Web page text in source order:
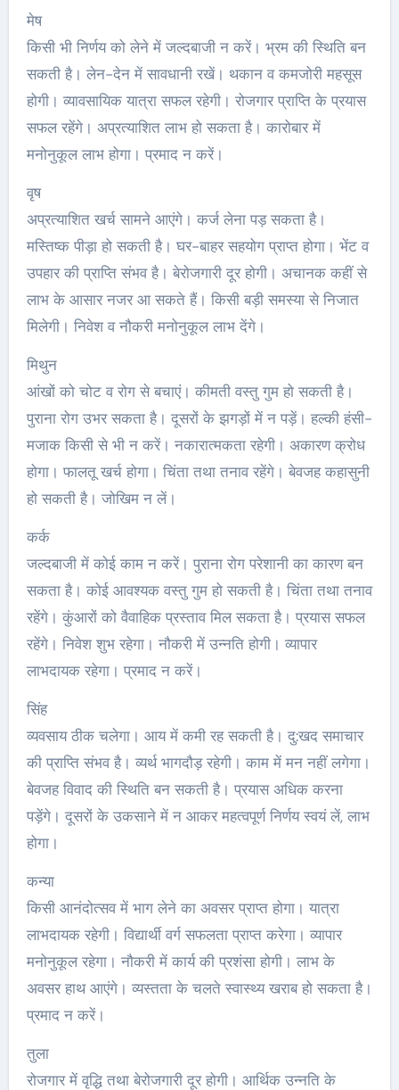
मेष
किसी भी निर्णय को लेने में जल्दबाजी न करें। भ्रम की स्थिति बन
सकती है। लेन-देन में सावधानी रखें। थकान व कमजोरी महसूस
होगी। व्यावसायिक यात्रा सफल रहेगी। रोजगार प्राप्ति के प्रयास
सफल रहेंगे। अप्रत्याशित लाभ हो सकता है। कारोबार में
मनोनुकूल लाभ होगा। प्रमाद न करें।
वृष
अप्रत्याशित खर्च सामने आएंगे। कर्ज लेना पड़ सकता है।
मस्तिष्क पीड़ा हो सकती है। घर-बाहर सहयोग प्राप्त होगा। भेंट व
उपहार की प्राप्ति संभव है। बेरोजगारी दूर होगी। अचानक कहीं से
लाभ के आसार नजर आ सकते हैं। किसी बड़ी समस्या से निजात
मिलेगी। निवेश व नौकरी मनोनुकूल लाभ देंगे।
मिथुन
आंखों को चोट व रोग से बचाएं। कीमती वस्तु गुम हो सकती है।
पुराना रोग उभर सकता है। दूसरों के झगड़ों में न पड़ें। हल्की हंसी-
मजाक किसी से भी न करें। नकारात्मकता रहेगी। अकारण क्रोध
होगा। फालतू खर्च होगा। चिंता तथा तनाव रहेंगे। बेवजह कहासुनी
हो सकती है। जोखिम न लें।
कर्क
जल्दबाजी में कोई काम न करें। पुराना रोग परेशानी का कारण बन
सकता है। कोई आवश्यक वस्तु गुम हो सकती है। चिंता तथा तनाव
रहेंगे। कुंआरों को वैवाहिक प्रस्ताव मिल सकता है। प्रयास सफल
रहेंगे। निवेश शुभ रहेगा। नौकरी में उन्नति होगी। व्यापार
लाभदायक रहेगा। प्रमाद न करें।
सिंह
व्यवसाय ठीक चलेगा। आय में कमी रह सकती है। दु:खद समाचार
की प्राप्ति संभव है। व्यर्थ भागदौड़ रहेगी। काम में मन नहीं लगेगा।
बेवजह विवाद की स्थिति बन सकती है। प्रयास अधिक करना
पड़ेंगे। दूसरों के उकसाने में न आकर महत्वपूर्ण निर्णय स्वयं लें, लाभ
होगा।
कन्या
किसी आनंदोत्सव में भाग लेने का अवसर प्राप्त होगा। यात्रा
लाभदायक रहेगी। विद्यार्थी वर्ग सफलता प्राप्त करेगा। व्यापार
मनोनुकूल रहेगा। नौकरी में कार्य की प्रशंसा होगी। लाभ के
अवसर हाथ आएंगे। व्यस्तता के चलते स्वास्थ्य खराब हो सकता है।
प्रमाद न करें।
तुला
रोजगार में वृद्धि तथा बेरोजगारी दूर होगी। आर्थिक उन्नति के